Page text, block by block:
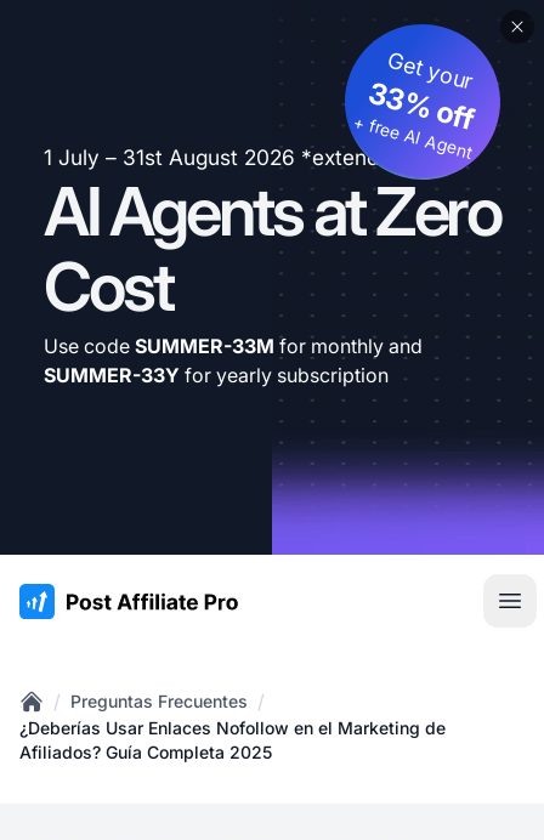
1 July – 31st August 2026 *extended
AI Agents at Zero
Cost
Get your
33% off
+ free AI Agent
Use code SUMMER-33M for monthly and
SUMMER-33Y for yearly subscription
:site.title
Home
/ Preguntas Frecuentes /
¿Deberías Usar Enlaces Nofollow en el Marketing de
Afiliados? Guía Completa 2025